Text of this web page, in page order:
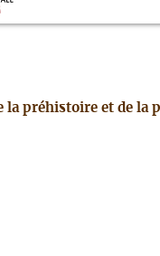
la préhistoire et de la